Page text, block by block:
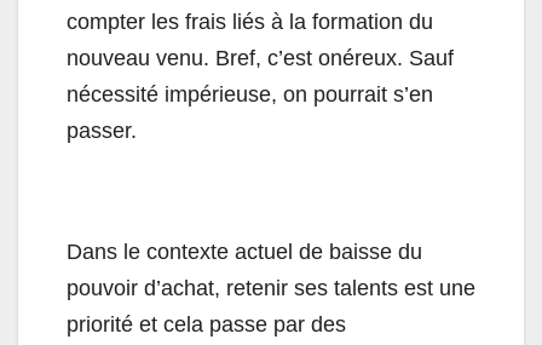
compter les frais liés à la formation du
nouveau venu. Bref, c’est onéreux. Sauf
nécessité impérieuse, on pourrait s’en
passer.
Dans le contexte actuel de baisse du
pouvoir d’achat, retenir ses talents est une
priorité et cela passe par des